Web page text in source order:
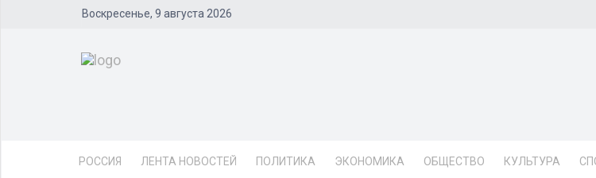
Воскресенье, 9 августа 2026
РОССИЯ ЛЕНТА НОВОСТЕЙ ПОЛИТИКА ЭКОНОМИКА ОБЩЕСТВО КУЛЬТУРА